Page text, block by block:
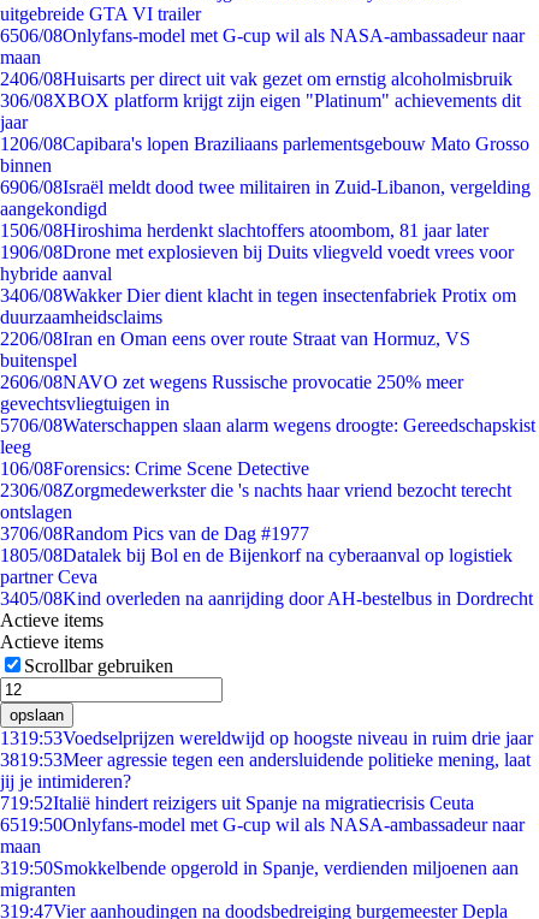
uitgebreide GTA VI trailer
6506/08Onlyfans-model met G-cup wil als NASA-ambassadeur naar
maan
2406/08Huisarts per direct uit vak gezet om ernstig alcoholmisbruik
306/08XBOX platform krijgt zijn eigen "Platinum" achievements dit
jaar
1206/08Capibara's lopen Braziliaans parlementsgebouw Mato Grosso
binnen
6906/08Israël meldt dood twee militairen in Zuid-Libanon, vergelding
aangekondigd
1506/08Hiroshima herdenkt slachtoffers atoombom, 81 jaar later
1906/08Drone met explosieven bij Duits vliegveld voedt vrees voor
hybride aanval
3406/08Wakker Dier dient klacht in tegen insectenfabriek Protix om
duurzaamheidsclaims
2206/08Iran en Oman eens over route Straat van Hormuz, VS
buitenspel
2606/08NAVO zet wegens Russische provocatie 250% meer
gevechtsvliegtuigen in
5706/08Waterschappen slaan alarm wegens droogte: Gereedschapskist
leeg
106/08Forensics: Crime Scene Detective
2306/08Zorgmedewerkster die 's nachts haar vriend bezocht terecht
ontslagen
3706/08Random Pics van de Dag #1977
1805/08Datalek bij Bol en de Bijenkorf na cyberaanval op logistiek
partner Ceva
3405/08Kind overleden na aanrijding door AH-bestelbus in Dordrecht
Actieve items
Actieve items
Scrollbar gebruiken
opslaan
1319:53Voedselprijzen wereldwijd op hoogste niveau in ruim drie jaar
3819:53Meer agressie tegen een andersluidende politieke mening, laat
jij je intimideren?
719:52Italië hindert reizigers uit Spanje na migratiecrisis Ceuta
6519:50Onlyfans-model met G-cup wil als NASA-ambassadeur naar
maan
319:50Smokkelbende opgerold in Spanje, verdienden miljoenen aan
migranten
319:47Vier aanhoudingen na doodsbedreiging burgemeester Depla